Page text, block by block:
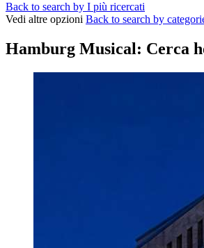
Back to search by I più ricercati
Vedi altre opzioni Back to search by
Hamburg Musical: Cerca